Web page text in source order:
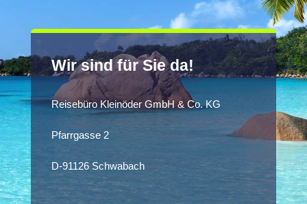
Wir sind für Sie da!
Reisebüro Kleinöder GmbH & Co. KG
Pfarrgasse 2
D-91126 Schwabach